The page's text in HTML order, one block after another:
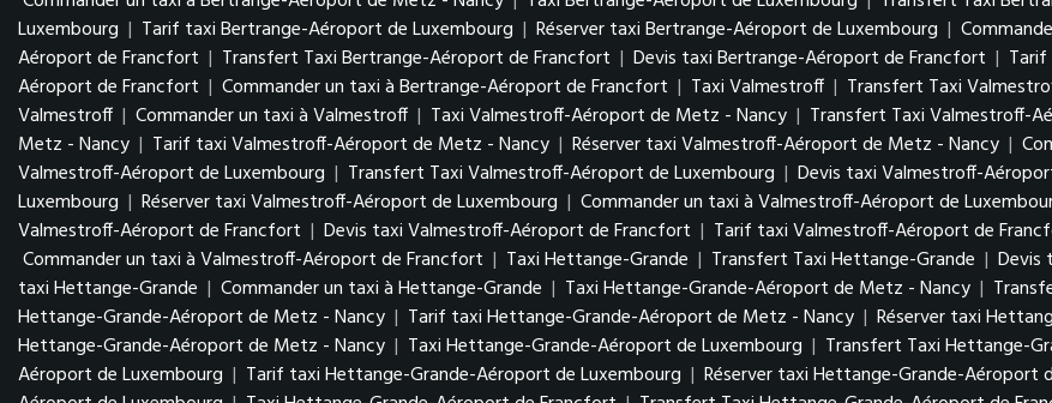
Luxembourg | Tarif taxi Bertrange-Aéroport de Luxembourg | Réserver taxi Bertrange-Aéroport de Luxembourg |
Aéroport de Francfort | Transfert Taxi Bertrange-Aéroport de Francfort | Devis taxi Bertrange-Aéroport de Francfort |
Aéroport de Francfort | Commander un taxi à Bertrange-Aéroport de Francfort | Taxi Valmestroff | Transfert Taxi
Valmestroff | Commander un taxi à Valmestroff | Taxi Valmestroff-Aéroport de Metz - Nancy | Transfert Taxi Valmestroff-
Metz - Nancy | Tarif taxi Valmestroff-Aéroport de Metz - Nancy | Réserver taxi Valmestroff-Aéroport de Metz - Nancy |
Valmestroff-Aéroport de Luxembourg | Transfert Taxi Valmestroff-Aéroport de Luxembourg | Devis taxi Valmestroff-
Luxembourg | Réserver taxi Valmestroff-Aéroport de Luxembourg | Commander un taxi à Valmestroff-Aéroport de
Valmestroff-Aéroport de Francfort | Devis taxi Valmestroff-Aéroport de Francfort | Tarif taxi Valmestroff-Aéroport de
Commander un taxi à Valmestroff-Aéroport de Francfort | Taxi Hettange-Grande | Transfert Taxi Hettange-Grande | Devis
taxi Hettange-Grande | Commander un taxi à Hettange-Grande | Taxi Hettange-Grande-Aéroport de Metz - Nancy |
Hettange-Grande-Aéroport de Metz - Nancy | Tarif taxi Hettange-Grande-Aéroport de Metz - Nancy | Réserver taxi
Hettange-Grande-Aéroport de Metz - Nancy | Taxi Hettange-Grande-Aéroport de Luxembourg | Transfert Taxi Hettange-
Aéroport de Luxembourg | Tarif taxi Hettange-Grande-Aéroport de Luxembourg | Réserver taxi Hettange-Grande-Aéroport